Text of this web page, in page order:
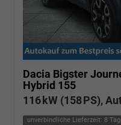
Dacia Bigster
Hybrid 155
116 kW (158 PS),
unverbindliche Lieferzeit: 8